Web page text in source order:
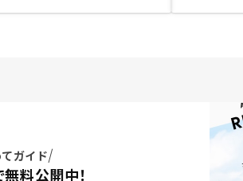
ガイド
料公開中！